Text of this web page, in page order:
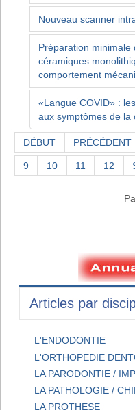
Nouveau scanner
Préparation
céramiques
comportement
«Langue COVID» :
aux symptômes de la
DÉBUT PRÉCÉDENT
9 10 11 12
Articles par
L'ENDODONTIE
L'ORTHOPEDIE
LA PARODONTIE /
LA PATHOLOGIE /
LA PROTHESE